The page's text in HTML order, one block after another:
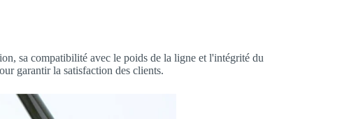
sa compatibilité avec le poids de la ligne et l'intégrité du
garantir la satisfaction des clients.